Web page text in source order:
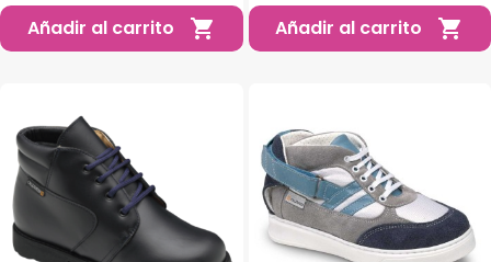
Añadir al carrito  Añadir al carrito 